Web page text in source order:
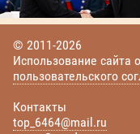
© 2011-2026
Использование сайта
пользовательского
Контакты
top_6464@mail.ru